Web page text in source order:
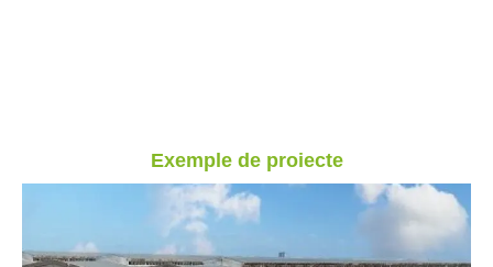
Exemple de proiecte